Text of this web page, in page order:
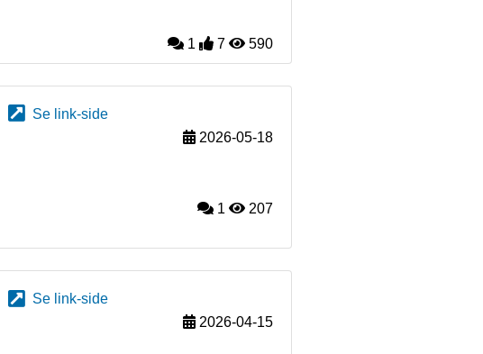
1 7 590
Se link-side
2026-05-18
1 207
Se link-side
2026-04-15